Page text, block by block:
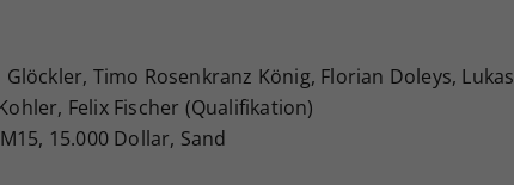
Timo Rosenkranz König, Florian Doleys, Lukas
Felix Fischer (Qualifikation)
15.000 Dollar, Sand